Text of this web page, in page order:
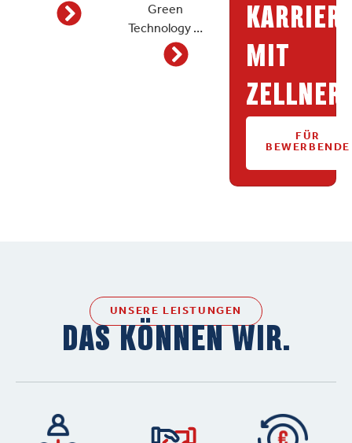
Green
Technology …
MIT
ZELLNER.
FÜR
BEWERBENDE
UNSERE LEISTUNGEN
DAS KÖNNEN WIR.